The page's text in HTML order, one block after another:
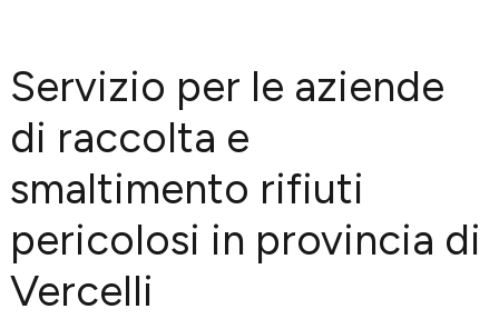
Servizio per le aziende
di raccolta e
smaltimento rifiuti
pericolosi in provincia di
Vercelli